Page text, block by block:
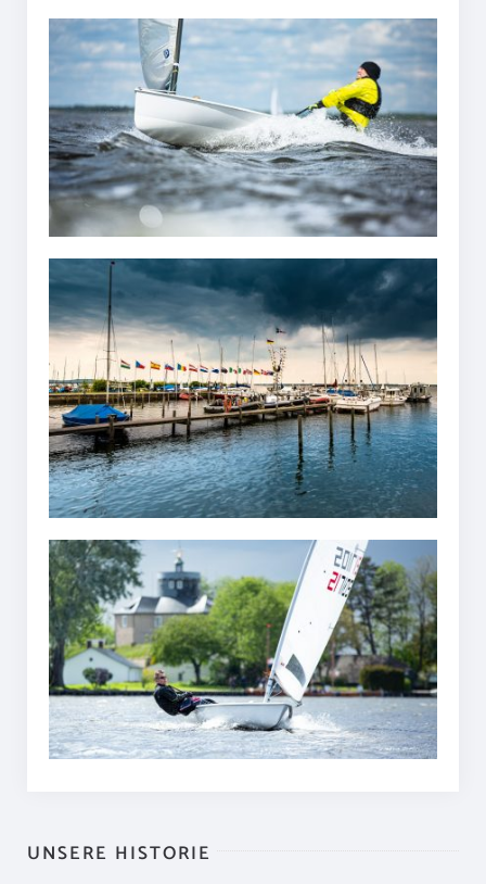
UNSERE HISTORIE